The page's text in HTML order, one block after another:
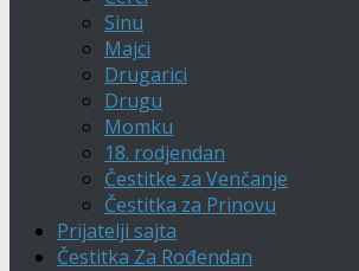
Sinu
Majci
Drugarici
Drugu
Momku
18. rodjendan
Čestitke za Venčanje
Čestitka za Prinovu
Prijatelji sajta
Čestitka Za Rođendan